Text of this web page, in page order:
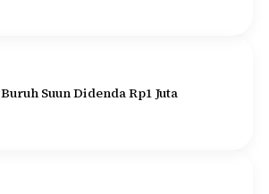
Buruh Suun Didenda Rp1 Juta